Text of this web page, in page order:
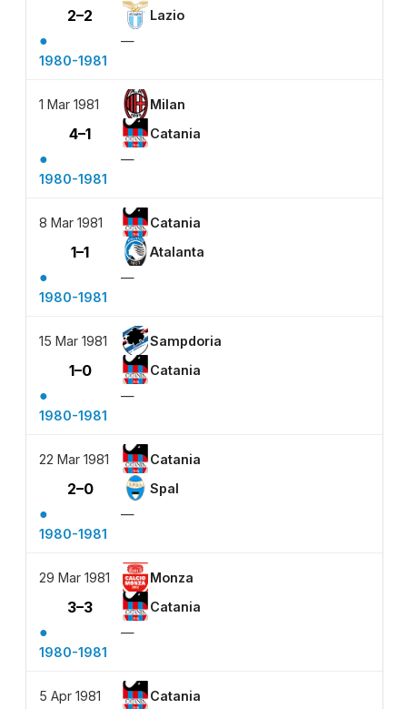
2–2 Lazio
●
—
1980-1981
1 Mar 1981 Milan
4–1 Catania
●
—
1980-1981
8 Mar 1981 Catania
1–1 Atalanta
●
—
1980-1981
15 Mar 1981 Sampdoria
1–0 Catania
●
—
1980-1981
22 Mar 1981 Catania
2–0 Spal
●
—
1980-1981
29 Mar 1981 Monza
3–3 Catania
●
—
1980-1981
5 Apr 1981 Catania